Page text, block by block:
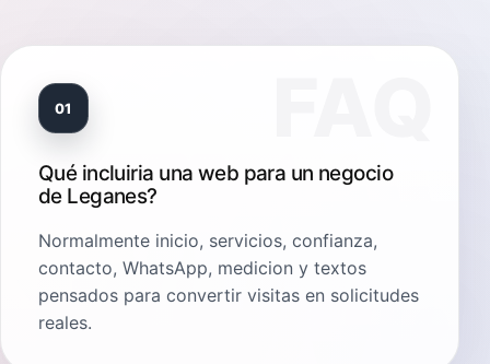
01
Qué incluiria una web para un negocio
de Leganes?
Normalmente inicio, servicios, confianza,
contacto, WhatsApp, medicion y textos
pensados para convertir visitas en solicitudes
reales.